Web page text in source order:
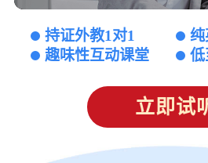
持证外教1对1
纯
趣味性互动课堂
低
立即试